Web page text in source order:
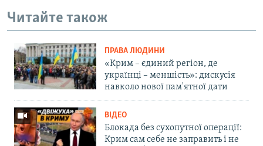
Читайте також
ПРАВА ЛЮДИНИ
«Крим – єдиний регіон, де
українці – меншість»: дискусія
навколо нової пам'ятної дати
ВІДЕО
Блокада без сухопутної операції:
Крим сам себе не заправить і не